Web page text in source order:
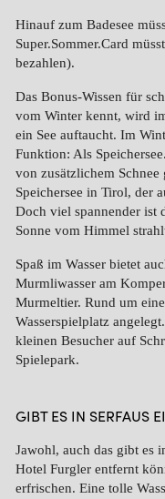
Hinauf zum Badesee
Super.Sommer.Card
bezahlen).
Das Bonus-Wissen für
vom Winter kennt, wird
ein See auftaucht. Im
Funktion: Als
von zusätzlichem Schnee
Speichersee in Tirol, der
Doch viel spannender ist
Sonne vom Himmel
Spaß im Wasser bietet
Murmliwasser am
Murmeltier. Rund um
Wasserspielplatz
kleinen Besucher auf
Spielepark.
GIBT ES IN SERFAUS
Jawohl, auch das gibt es
Hotel Furgler entfernt
erfrischen. Eine tolle